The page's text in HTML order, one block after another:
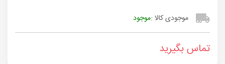
موجودی کالا :موجود
تماس بگیرید